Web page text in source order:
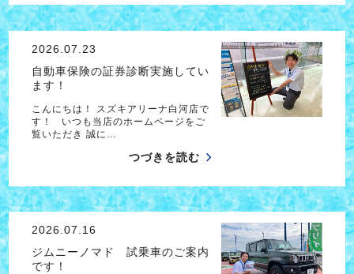
2026.07.23
自動車保険の証券診断実施してい
ます！
こんにちは！ スズキアリーナ白河店で
す！ いつも当店のホームページをご
覧いただき 誠に…
つづきを読む
2026.07.16
ジムニーノマド 試乗車のご案内
です！